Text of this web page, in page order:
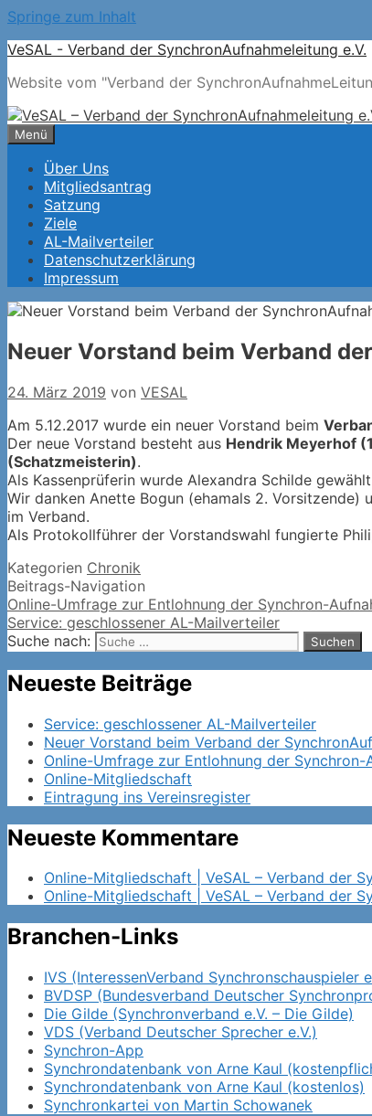
Springe zum Inhalt
VeSAL - Verband der SynchronAufnahmeleitung e.V.
Website vom "Verband der
Menü
Über Uns
Mitgliedsantrag
Satzung
Ziele
AL-Mailverteiler
Datenschutzerklärung
Impressum
Neuer Vorstand beim Verband
24. März 2019 von VESAL
Am 5.12.2017 wurde ein neuer Vorstand beim
Der neue Vorstand besteht aus Hendrik Meyerhof
(Schatzmeisterin).
Als Kassenprüferin wurde Alexandra Schilde
Wir danken Anette Bogun (ehamals 2. Vorsitzende)
im Verband.
Als Protokollführer der Vorstandswahl fungierte
Kategorien Chronik
Beitrags-Navigation
Online-Umfrage zur Entlohnung der Synchron-
Service: geschlossener AL-Mailverteiler
Suche nach:
Neueste Beiträge
Service: geschlossener AL-Mailverteiler
Neuer Vorstand beim Verband der
Online-Umfrage zur Entlohnung der Synchron-
Online-Mitgliedschaft
Eintragung ins Vereinsregister
Neueste Kommentare
Online-Mitgliedschaft | VeSAL – Verband der
Online-Mitgliedschaft | VeSAL – Verband der
Branchen-Links
IVS (InteressenVerband Synchronschauspieler
BVDSP (Bundesverband Deutscher
Die Gilde (Synchronverband e.V. – Die Gilde)
VDS (Verband Deutscher Sprecher e.V.)
Synchron-App
Synchrondatenbank von Arne Kaul
Synchrondatenbank von Arne Kaul (kostenlos)
Synchronkartei von Martin Schowanek